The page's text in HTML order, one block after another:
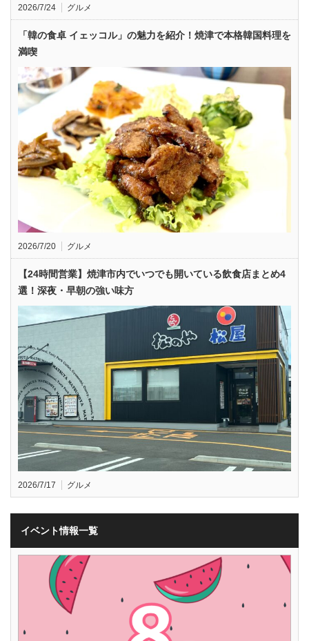
2026/7/24 グルメ
「韓の食卓 イェッコル」の魅力を紹介！焼津で本格韓国料理を
満喫
2026/7/20 グルメ
【24時間営業】焼津市内でいつでも開いている飲食店まとめ4
選！深夜・早朝の強い味方
2026/7/17 グルメ
イベント情報一覧